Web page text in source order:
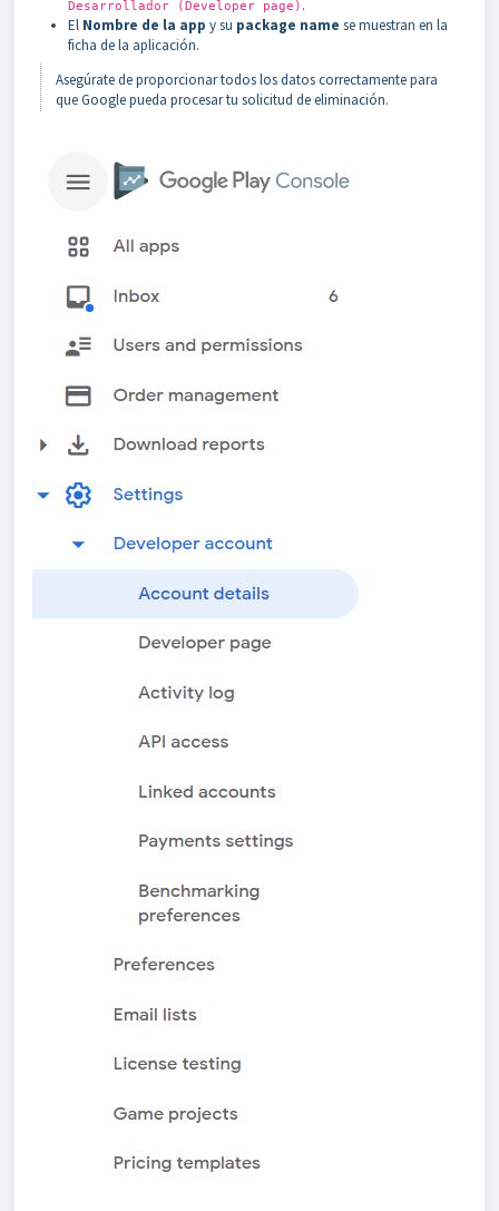
Desarrollador (Developer page) .
El Nombre de la app y su package name se muestran en la
ficha de la aplicación.
Asegúrate de proporcionar todos los datos correctamente para
que Google pueda procesar tu solicitud de eliminación.